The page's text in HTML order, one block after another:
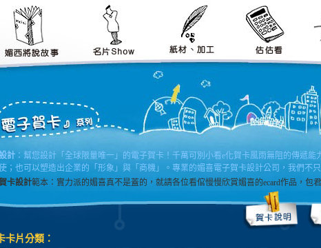
計 ：幫您設計「全球限量唯一」的電子賀卡！千萬可別小看e化賀卡風雨無阻的傳遞能
；也可以塑造出企業的「形象」與「商機」。專業的媚喜電子賀卡設計公司，我們不
卡設計範本：實力派的媚喜真不是蓋的，就請各位看倌慢慢欣賞媚喜的ecard作品，包
卡片分類：